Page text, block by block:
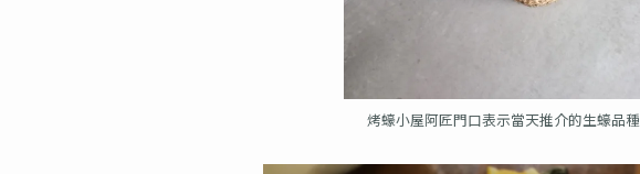
烤蠔小屋阿匠門口表示當天推介的生蠔品種